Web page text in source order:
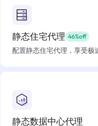
静态住宅代理 46%off
配置静态住宅代理，享受极
静态数据中心代理